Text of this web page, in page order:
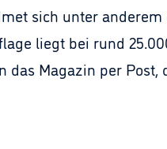
sich unter
liegt bei rund
das Magazin per